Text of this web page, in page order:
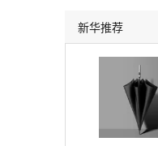
新华推荐